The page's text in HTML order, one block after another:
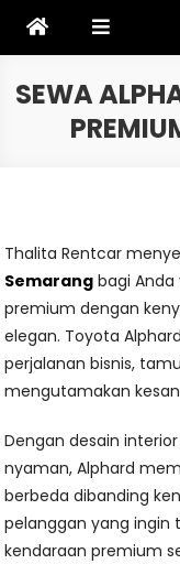
SEWA
Thalita Rentcar
Semarang bagi
premium dengan
elegan. Toyota
perjalanan bisnis,
mengutamakan
Dengan desain
nyaman, Alphard
berbeda dibanding
pelanggan yang ingin
kendaraan premium